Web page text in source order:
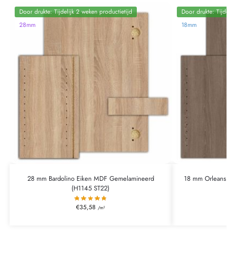
Door drukte: Tijdelijk 2 weken productietijd
28mm
28 mm Bardolino Eiken MDF Gemelamineerd
(H1145 ST22)
€35,58 /m²
Door drukte:
18mm
18 mm